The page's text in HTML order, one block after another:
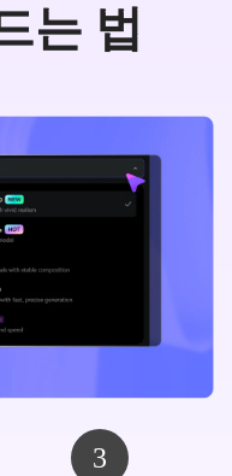
는 법
3